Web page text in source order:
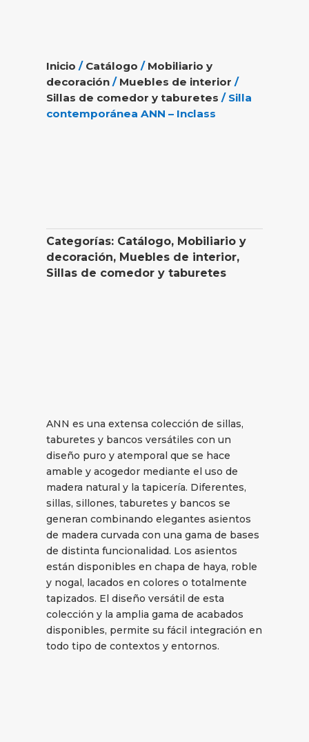
Inicio / Catálogo / Mobiliario y
decoración / Muebles de interior /
Sillas de comedor y taburetes / Silla
contemporánea ANN – Inclass
Categorías: Catálogo, Mobiliario y
decoración, Muebles de interior,
Sillas de comedor y taburetes
ANN es una extensa colección de sillas,
taburetes y bancos versátiles con un
diseño puro y atemporal que se hace
amable y acogedor mediante el uso de
madera natural y la tapicería. Diferentes,
sillas, sillones, taburetes y bancos se
generan combinando elegantes asientos
de madera curvada con una gama de bases
de distinta funcionalidad. Los asientos
están disponibles en chapa de haya, roble
y nogal, lacados en colores o totalmente
tapizados. El diseño versátil de esta
colección y la amplia gama de acabados
disponibles, permite su fácil integración en
todo tipo de contextos y entornos.